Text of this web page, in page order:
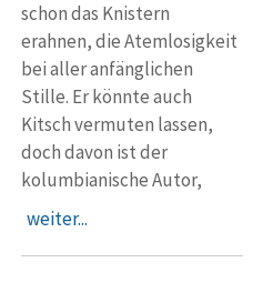
schon das Knistern
erahnen, die Atemlosigkeit
bei aller anfänglichen
Stille. Er könnte auch
Kitsch vermuten lassen,
doch davon ist der
kolumbianische Autor,
weiter...